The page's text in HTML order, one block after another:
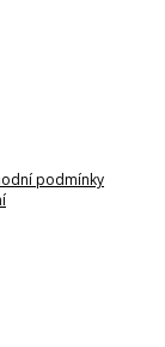
podmínky